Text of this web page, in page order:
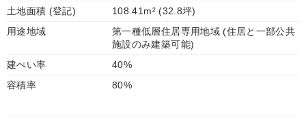
土地面積 (登記)
108.41m² (32.8坪)
用途地域
第一種低層住居専用地域 (住居と一部公共
施設のみ建築可能)
建ぺい率
40%
容積率
80%